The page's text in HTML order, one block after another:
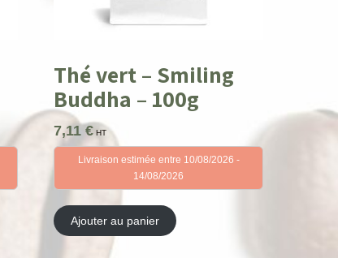
Thé vert – Smiling
Buddha – 100g
7,11€ HT
Livraison estimée entre 10/08/2026 -
14/08/2026
Ajouter au panier